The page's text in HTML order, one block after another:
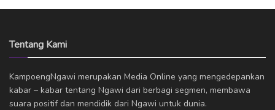
Tentang Kami
KampoengNgawi merupakan Media Online yang mengedepankan
kabar – kabar tentang Ngawi dari berbagi segmen, membawa
suara positif dan mendidik dari Ngawi untuk dunia.